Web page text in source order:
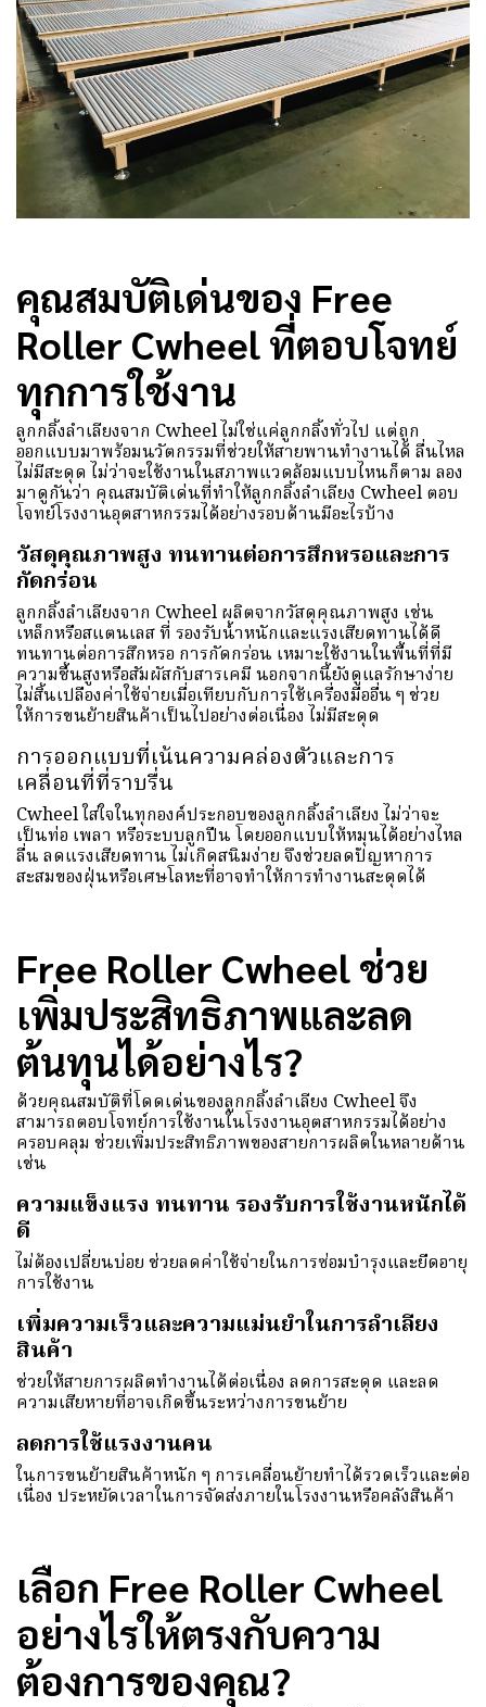
คุณสมบัติเด่นของ Free
Roller Cwheel ที่ตอบโจทย์
ทุกการใช้งาน
ลูกกลิ้งลำเลียงจาก Cwheel ไม่ใช่แค่ลูกกลิ้งทั่วไป แต่ถูก
ออกแบบมาพร้อมนวัตกรรมที่ช่วยให้สายพานทำงานได้ ลื่นไหล
ไม่มีสะดุด ไม่ว่าจะใช้งานในสภาพแวดล้อมแบบไหนก็ตาม ลอง
มาดูกันว่า คุณสมบัติเด่นที่ทำให้ลูกกลิ้งลำเลียง Cwheel ตอบ
โจทย์โรงงานอุตสาหกรรมได้อย่างรอบด้านมีอะไรบ้าง
วัสดุคุณภาพสูง ทนทานต่อการสึกหรอและการ
กัดกร่อน
ลูกกลิ้งลำเลียงจาก Cwheel ผลิตจากวัสดุคุณภาพสูง เช่น
เหล็กหรือสแตนเลส ที่ รองรับน้ำหนักและแรงเสียดทานได้ดี
ทนทานต่อการสึกหรอ การกัดกร่อน เหมาะใช้งานในพื้นที่ที่มี
ความชื้นสูงหรือสัมผัสกับสารเคมี นอกจากนี้ยังดูแลรักษาง่าย
ไม่สิ้นเปลืองค่าใช้จ่ายเมื่อเทียบกับการใช้เครื่องมืออื่น ๆ ช่วย
ให้การขนย้ายสินค้าเป็นไปอย่างต่อเนื่อง ไม่มีสะดุด
การออกแบบที่เน้นความคล่องตัวและการ
เคลื่อนที่ที่ราบรื่น
Cwheel ใส่ใจในทุกองค์ประกอบของลูกกลิ้งลำเลียง ไม่ว่าจะ
เป็นท่อ เพลา หรือระบบลูกปืน โดยออกแบบให้หมุนได้อย่างไหล
ลื่น ลดแรงเสียดทาน ไม่เกิดสนิมง่าย จึงช่วยลดปัญหาการ
สะสมของฝุ่นหรือเศษโลหะที่อาจทำให้การทำงานสะดุดได้
Free Roller Cwheel ช่วย
เพิ่มประสิทธิภาพและลด
ต้นทุนได้อย่างไร?
ด้วยคุณสมบัติที่โดดเด่นของลูกกลิ้งลำเลียง Cwheel จึง
สามารถตอบโจทย์การใช้งานในโรงงานอุตสาหกรรมได้อย่าง
ครอบคลุม ช่วยเพิ่มประสิทธิภาพของสายการผลิตในหลายด้าน
เช่น
ความแข็งแรง ทนทาน รองรับการใช้งานหนักได้
ดี
ไม่ต้องเปลี่ยนบ่อย ช่วยลดค่าใช้จ่ายในการซ่อมบำรุงและยืดอายุ
การใช้งาน
เพิ่มความเร็วและความแม่นยำในการลำเลียง
สินค้า
ช่วยให้สายการผลิตทำงานได้ต่อเนื่อง ลดการสะดุด และลด
ความเสียหายที่อาจเกิดขึ้นระหว่างการขนย้าย
ลดการใช้แรงงานคน
ในการขนย้ายสินค้าหนัก ๆ การเคลื่อนย้ายทำได้รวดเร็วและต่อ
เนื่อง ประหยัดเวลาในการจัดส่งภายในโรงงานหรือคลังสินค้า
เลือก Free Roller Cwheel
อย่างไรให้ตรงกับความ
ต้องการของคุณ?